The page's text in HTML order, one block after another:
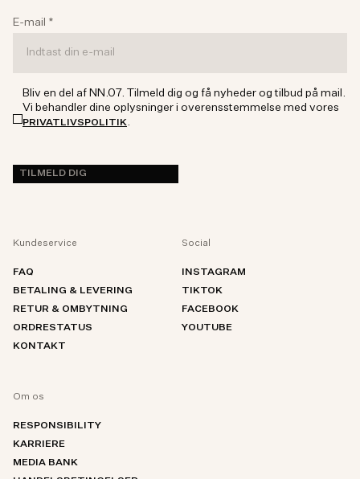
E-mail *
Bliv en del af NN.07. Tilmeld dig og få nyheder og tilbud på mail.
Vi behandler dine oplysninger i overensstemmelse med vores
PRIVATLIVSPOLITIK.
TILMELD DIG
Kundeservice
FAQ
BETALING & LEVERING
RETUR & OMBYTNING
ORDRESTATUS
KONTAKT
Social
INSTAGRAM
TIKTOK
FACEBOOK
YOUTUBE
Om os
RESPONSIBILITY
KARRIERE
MEDIA BANK